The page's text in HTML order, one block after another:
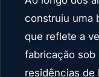
construiu uma
que reflete a
fabricação sob
residências de